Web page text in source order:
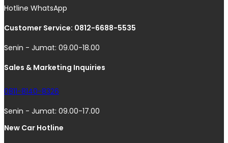
Hotline WhatsApp
Customer Service: 0812-6688-5535
Senin - Jumat: 09.00-18.00
Sales & Marketing Inquiries
0811-8140-8326
Senin - Jumat: 09.00-17.00
New Car Hotline